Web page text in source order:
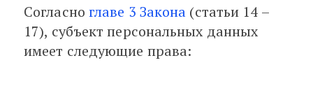
Согласно главе 3 Закона (статьи 14 –
17), субъект персональных данных
имеет следующие права: